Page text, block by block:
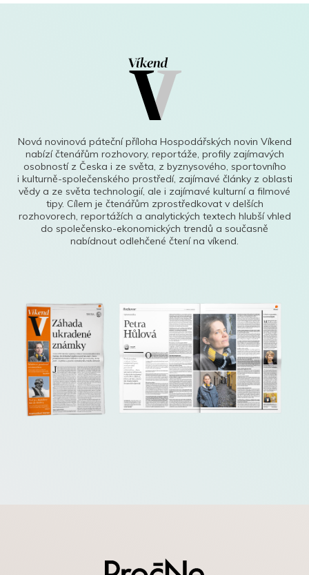
Nová novinová páteční příloha Hospodářských novin Víkend
nabízí čtenářům rozhovory, reportáže, profily zajímavých
osobností z Česka i ze světa, z byznysového, sportovního
i kulturně-společenského prostředí, zajímavé články z oblasti
vědy a ze světa technologií, ale i zajímavé kulturní a filmové
tipy. Cílem je čtenářům zprostředkovat v delších
rozhovorech, reportážích a analytických textech hlubší vhled
do společensko-ekonomických trendů a současně
nabídnout odlehčené čtení na víkend.